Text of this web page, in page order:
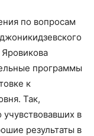
по вопросам
программы
к
Так,
в
результаты в